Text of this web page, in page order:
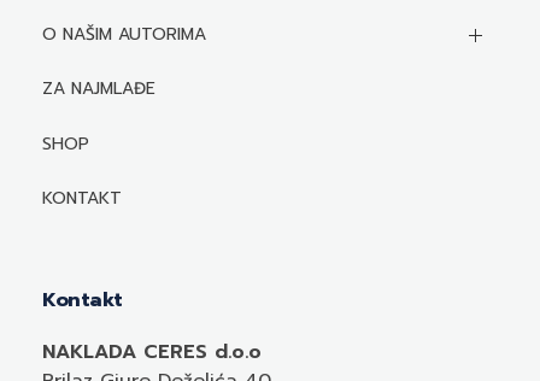
O NAŠIM AUTORIMA
Biografije autora
Mediji o autorima i njihovim naslovima
ZA NAJMLAĐE
SHOP
KONTAKT
Kontakt
NAKLADA CERES d.o.o